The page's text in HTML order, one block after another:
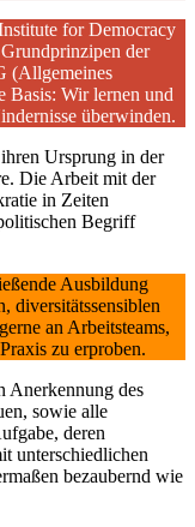
for Democracy
Grundprinzipen der
(Allgemeines
Basis: Wir lernen und
überwinden.
Ursprung in der
Die Arbeit mit der
in Zeiten
Begriff
Ausbildung
diversitätssensiblen
an Arbeitsteams,
zu erproben.
Anerkennung des
sowie alle
deren
unterschiedlichen
bezaubernd wie